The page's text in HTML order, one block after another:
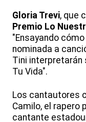
Gloria Trevi, que
Premio Lo
"Ensayando
nominada a
Tini interpretarán
Tu Vida".
Los cantautores
Camilo, el rapero
cantante